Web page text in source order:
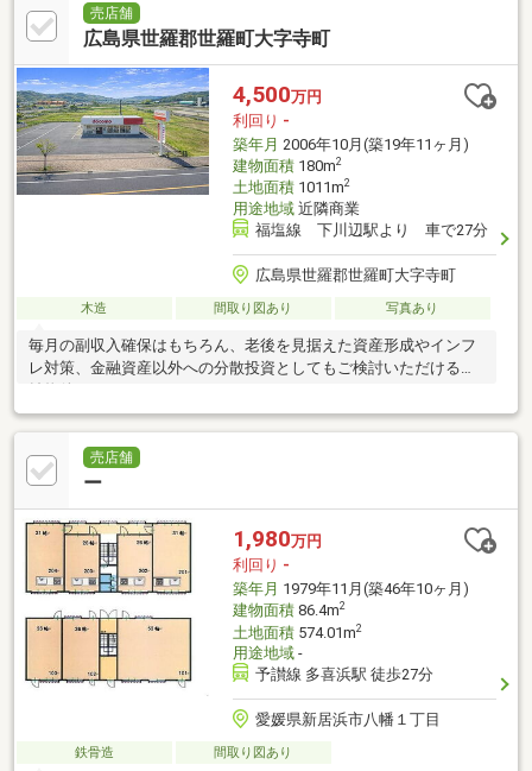
売店舗
広島県世羅郡世羅町大字寺町
4,500万円
利回り -
築年月 2006年10月(築19年11ヶ月)
建物面積180m2
土地面積1011m2
用途地域近隣商業
福塩線 下川辺駅より 車で27分
広島県世羅郡世羅町大字寺町
木造 間取り図あり 写真あり
毎月の副収入確保はもちろん、老後を見据えた資産形成やインフ
レ対策、金融資産以外への分散投資としてもご検討いただける収
益物件です♪
売店舗
ー
1,980万円
利回り -
築年月 1979年11月(築46年10ヶ月)
建物面積86.4m2
土地面積574.01m2
用途地域-
予讃線 多喜浜駅 徒歩27分
愛媛県新居浜市八幡１丁目
鉄骨造 間取り図あり